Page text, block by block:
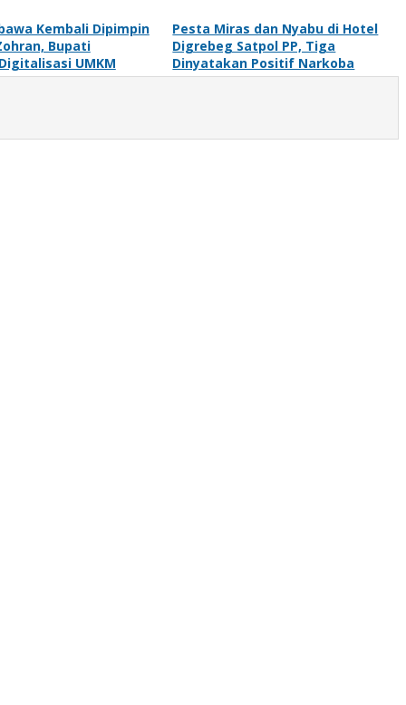
Kembali Dipimpin
Bupati
UMKM
Pesta Miras dan Nyabu di Hotel
Digrebeg Satpol PP, Tiga
Dinyatakan Positif Narkoba